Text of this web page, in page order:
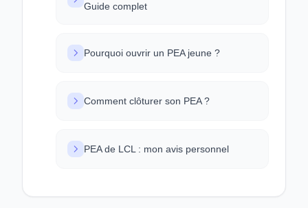
Guide complet
Pourquoi ouvrir un PEA jeune ?
Comment clôturer son PEA ?
PEA de LCL : mon avis personnel